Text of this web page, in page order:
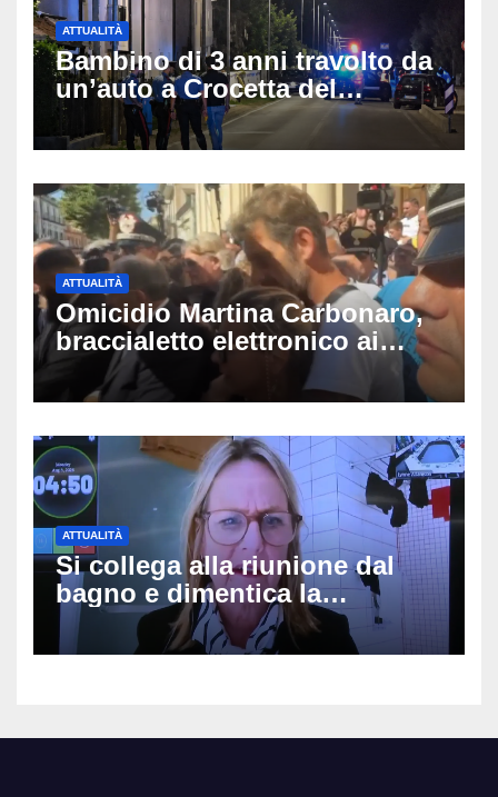
ATTUALITÀ
Bambino di 3 anni travolto da
un’auto a Crocetta del
Montello: è gravissimo,
trasportato in elicottero a
ATTUALITÀ
Omicidio Martina Carbonaro,
braccialetto elettronico ai
genitori della 14enne: non
potranno avvicinarsi alla
ATTUALITÀ
Si collega alla riunione dal
bagno e dimentica la
telecamera accesa: tutti
vedono il bucato, il video